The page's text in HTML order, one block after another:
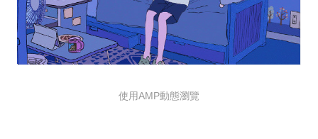
使用AMP動態瀏覽